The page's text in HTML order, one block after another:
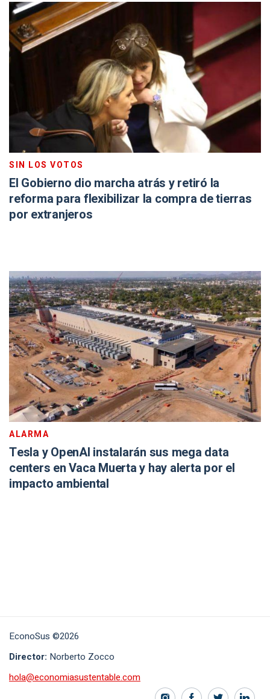
SIN LOS VOTOS
El Gobierno dio marcha atrás y retiró la
reforma para flexibilizar la compra de tierras
por extranjeros
ALARMA
Tesla y OpenAI instalarán sus mega data
centers en Vaca Muerta y hay alerta por el
impacto ambiental
EconoSus ©2026
Director: Norberto Zocco
hola@economiasustentable.com